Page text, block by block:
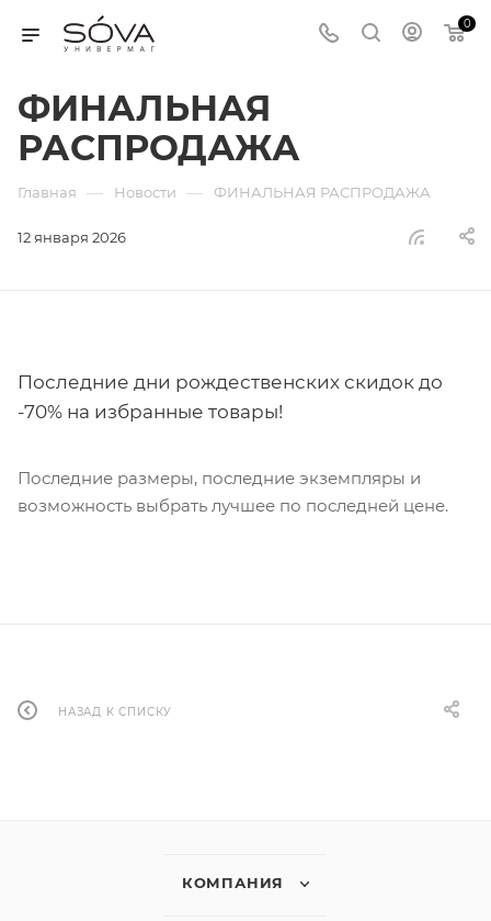
0
ФИНАЛЬНАЯ
РАСПРОДАЖА
Главная — Новости — ФИНАЛЬНАЯ РАСПРОДАЖА
12 января 2026
Последние дни рождественских скидок до
-70% на избранные товары!
Последние размеры, последние экземпляры и
возможность выбрать лучшее по последней цене.
НАЗАД К СПИСКУ
КОМПАНИЯ